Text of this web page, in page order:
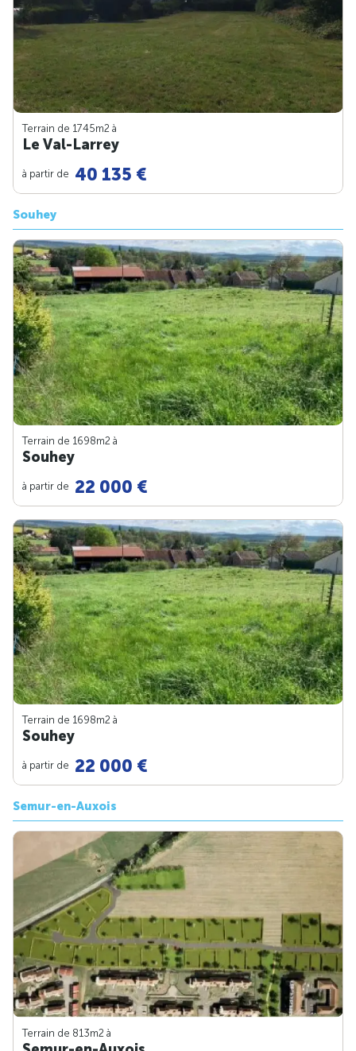
Terrain de 1745m2 à
Le Val-Larrey
à partir de 40 135 €
Souhey
Terrain de 1698m2 à
Souhey
à partir de 22 000 €
Terrain de 1698m2 à
Souhey
à partir de 22 000 €
Semur-en-Auxois
Terrain de 813m2 à